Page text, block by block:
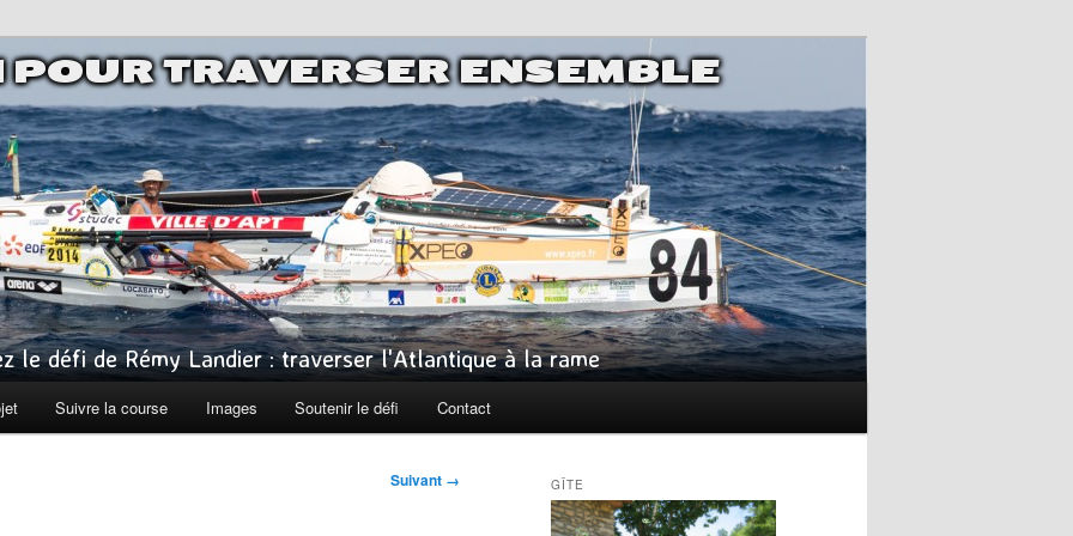
POUR TRAVERSER ENSEMBLE
le défi de Rémy Landier : traverser l'Atlantique à la rame
Suivre la course Images Soutenir le défi Contact
Suivant → GÎTE